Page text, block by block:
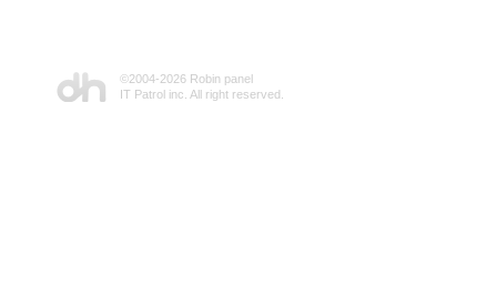
©2004-2026 Robin panel
IT Patrol inc. All right reserved.